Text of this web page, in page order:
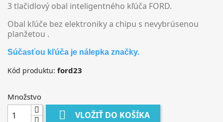
3 tlačidlový obal inteligentného kľúča FORD.
Obal kľúče bez elektroniky a chipu s nevybrúsenou
planžetou .
Súčasťou kľúča je nálepka značky.
Kód produktu: ford23
Množstvo
 VLOŽIŤ DO KOŠÍKA